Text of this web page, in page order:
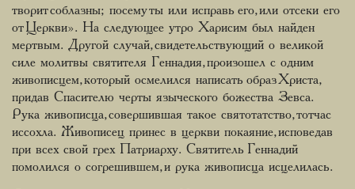
творит соблазны; посему ты или исправь его, или отсеки его
от Церкви». На следующее утро Харисим был найден
мертвым. Другой случай, свидетельствующий о великой
силе молитвы святителя Геннадия, произошел с одним
живописцем, который осмелился написать образ Христа,
придав Спасителю черты языческого божества Зевса.
Рука живописца, совершившая такое святотатство, тотчас
иссохла. Живописец принес в церкви покаяние, исповедав
при всех свой грех Патриарху. Святитель Геннадий
помолился о согрешившем, и рука живописца исцелилась.